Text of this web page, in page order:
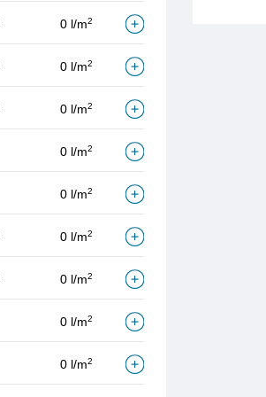
0 l/m2
0 l/m2
0 l/m2
0 l/m2
0 l/m2
0 l/m2
0 l/m2
0 l/m2
0 l/m2